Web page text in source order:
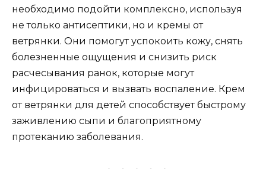
необходимо подойти комплексно, используя
не только антисептики, но и кремы от
ветрянки. Они помогут успокоить кожу, снять
болезненные ощущения и снизить риск
расчесывания ранок, которые могут
инфицироваться и вызвать воспаление. Крем
от ветрянки для детей способствует быстрому
заживлению сыпи и благоприятному
протеканию заболевания.